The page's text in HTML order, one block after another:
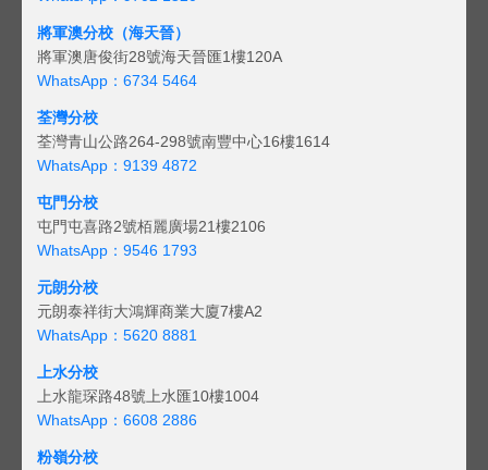
將軍澳分校（海天晉）
將軍澳唐俊街28號海天晉匯1樓120A
WhatsApp：6734 5464
荃灣分校
荃灣青山公路264-298號南豐中心16樓1614
WhatsApp：9139 4872
屯門分校
屯門屯喜路2號栢麗廣場21樓2106
WhatsApp：9546 1793
元朗分校
元朗泰祥街大鴻輝商業大廈7樓A2
WhatsApp：5620 8881
上水分校
上水龍琛路48號上水匯10樓1004
WhatsApp：6608 2886
粉嶺分校